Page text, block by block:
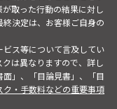
取った行動の結果に対し
決定は、お客様ご自身の
ス等について言及してい
は異なりますので、詳し
」、「目論見書」、「目
ク・手数料などの重要事項